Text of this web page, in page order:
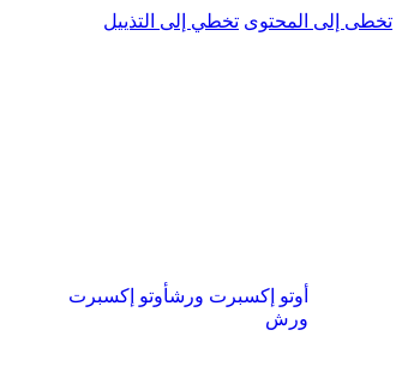
تخطى إلى المحتوى تخطي إلى التذييل
أوتو إكسبرت ورشأوتو إكسبرت
ورش